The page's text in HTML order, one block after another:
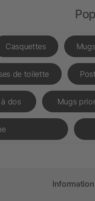
Casquettes
de toilette
dos Mugs
Information